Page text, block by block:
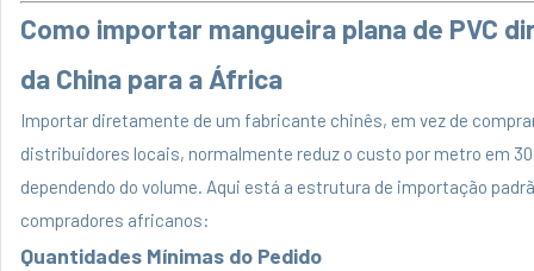
Como importar mangueira plana de PVC
da China para a África
Importar diretamente de um fabricante chinês, em vez de
distribuidores locais, normalmente reduz o custo por metro em
dependendo do volume. Aqui está a estrutura de importação
compradores africanos:
Quantidades Mínimas do Pedido